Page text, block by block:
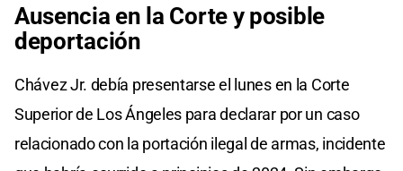
Ausencia en la Corte y posible
deportación
Chávez Jr. debía presentarse el lunes en la Corte
Superior de Los Ángeles para declarar por un caso
relacionado con la portación ilegal de armas, incidente